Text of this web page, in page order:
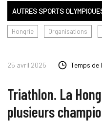
AUTRES SPORTS
Hongrie Organisations
25 avril 2025 Temps de
Triathlon. La
plusieurs